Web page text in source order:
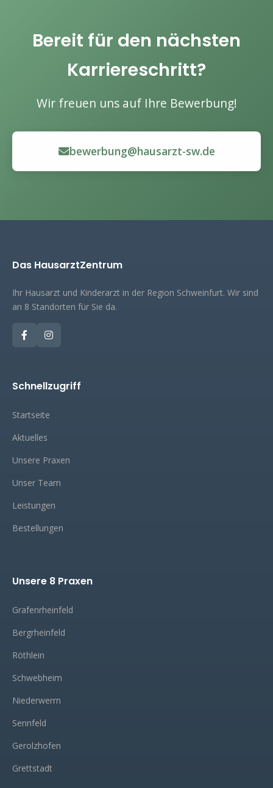
Bereit für den nächsten
Karriereschritt?
Wir freuen uns auf Ihre Bewerbung!
bewerbung@hausarzt-sw.de
Das HausarztZentrum
Ihr Hausarzt und Kinderarzt in der Region Schweinfurt. Wir sind
an 8 Standorten für Sie da.
Schnellzugriff
Startseite
Aktuelles
Unsere Praxen
Unser Team
Leistungen
Bestellungen
Unsere 8 Praxen
Grafenrheinfeld
Bergrheinfeld
Röthlein
Schwebheim
Niederwerrn
Sennfeld
Gerolzhofen
Grettstadt